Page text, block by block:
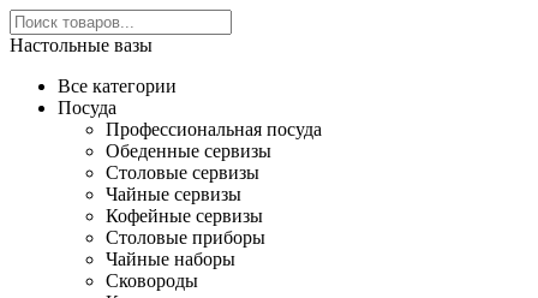
Настольные вазы
Все категории
Посуда
Профессиональная посуда
Обеденные сервизы
Столовые сервизы
Чайные сервизы
Кофейные сервизы
Столовые приборы
Чайные наборы
Сковороды